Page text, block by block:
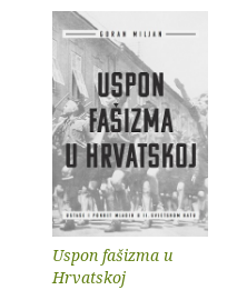
Uspon fašizma u
Hrvatskoj